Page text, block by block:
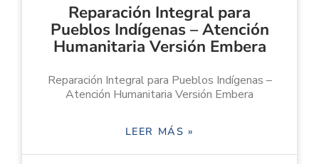
Reparación Integral para
Pueblos Indígenas – Atención
Humanitaria Versión Embera
Reparación Integral para Pueblos Indígenas –
Atención Humanitaria Versión Embera
LEER MÁS »